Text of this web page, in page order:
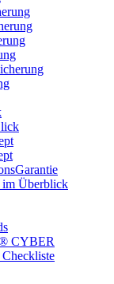
Überblick
CYBER